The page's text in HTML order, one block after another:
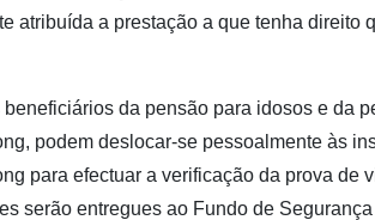
atribuída a prestação a que tenha direito
da pensão para idosos e da
podem deslocar-se pessoalmente às
para efectuar a verificação da prova de
serão entregues ao Fundo de